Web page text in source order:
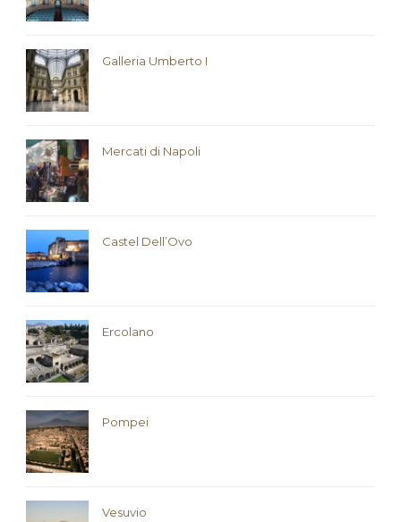
Galleria Umberto I
Mercati di Napoli
Castel Dell’Ovo
Ercolano
Pompei
Vesuvio